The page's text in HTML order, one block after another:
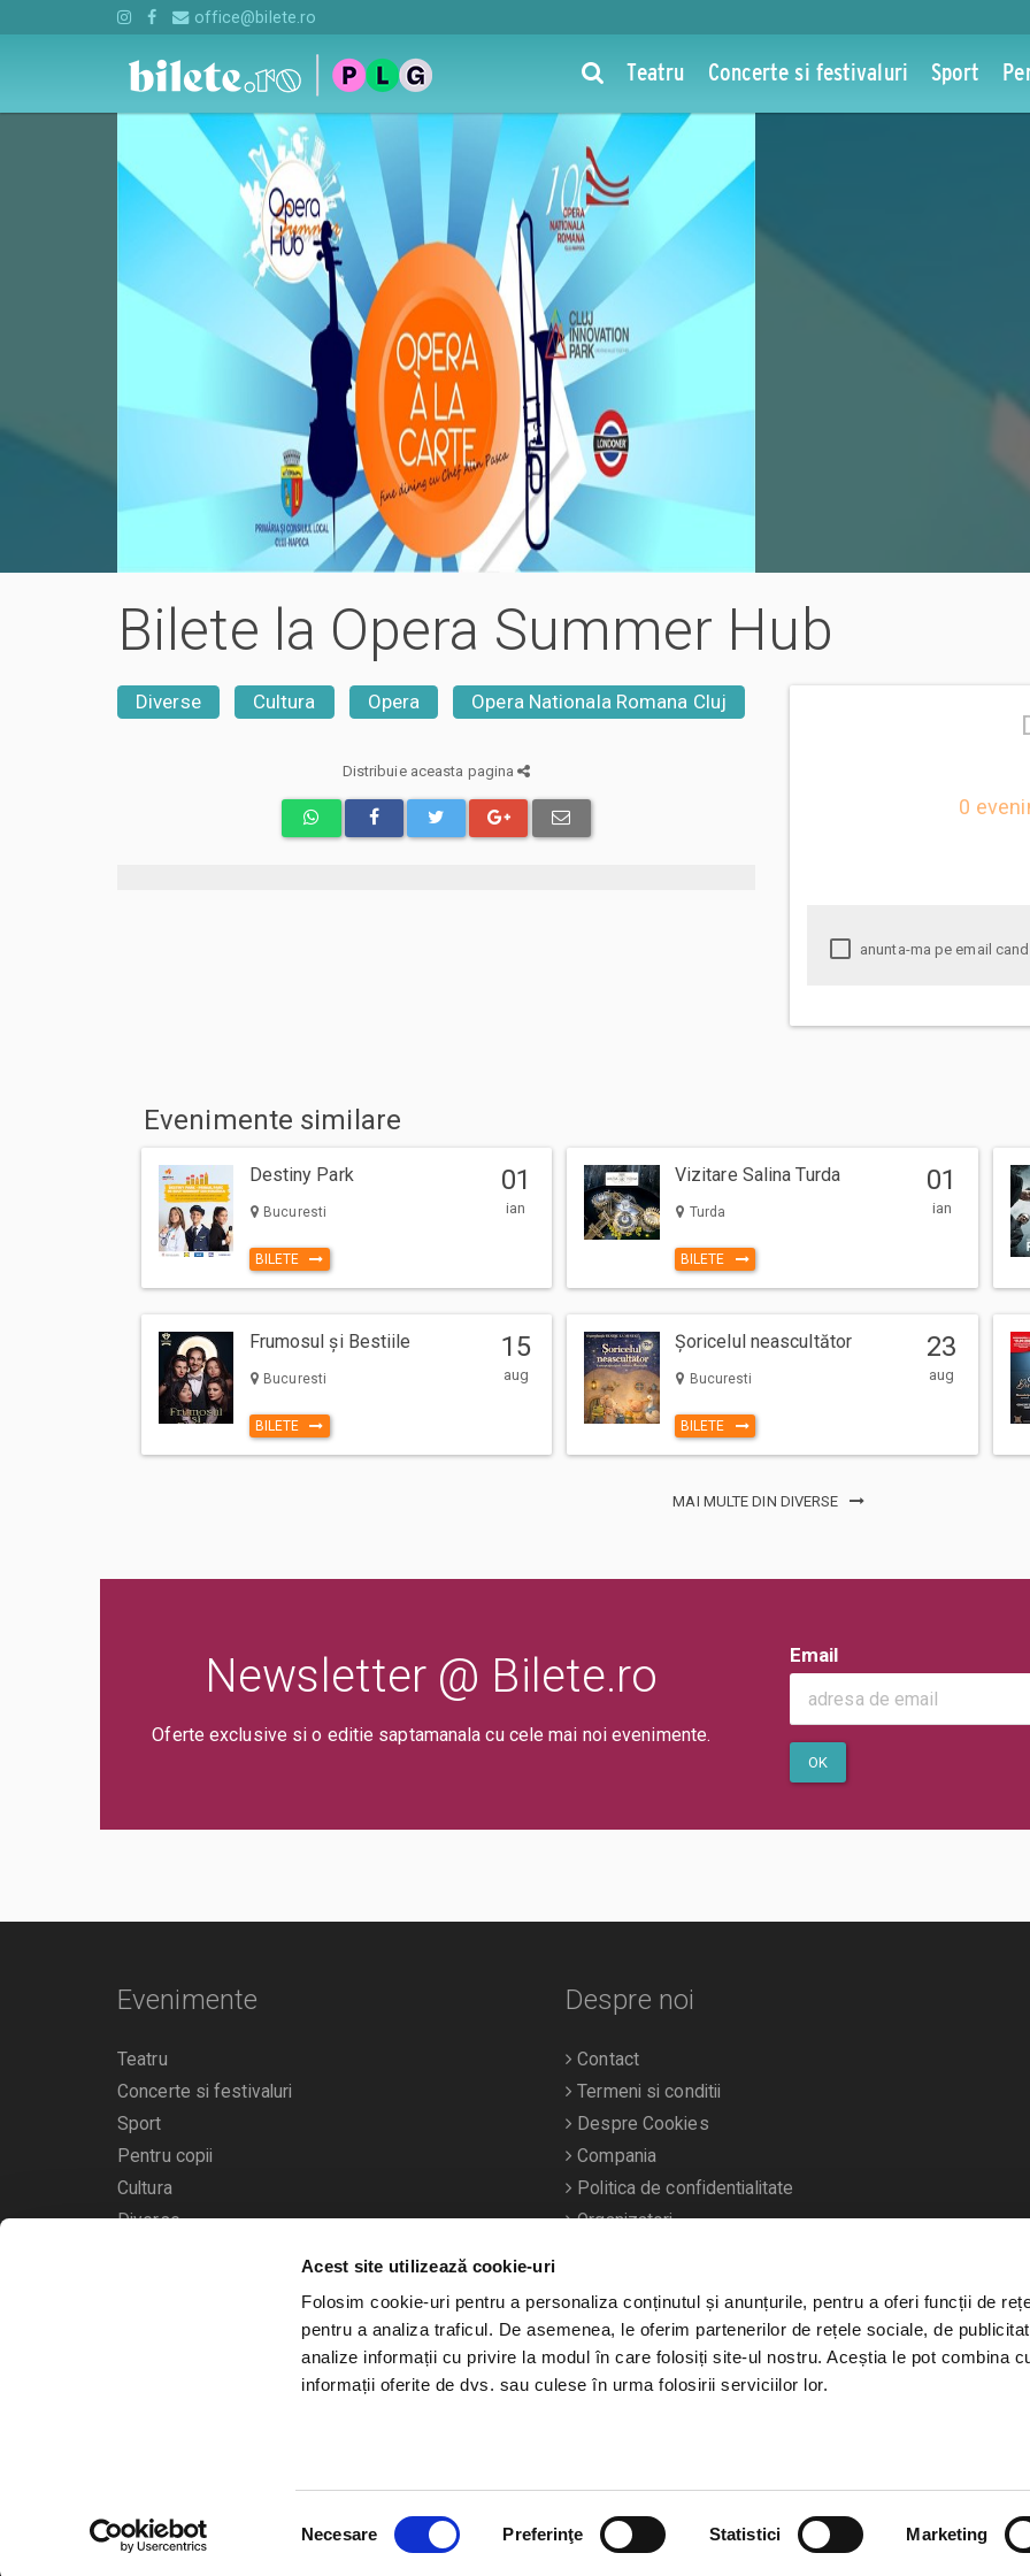
Acest site utilizează cookie-uri
Folosim cookie-uri pentru a personaliza conținutul și anunțurile, pentru a oferi funcții de
pentru a analiza traficul. De asemenea, le oferim partenerilor de rețele sociale, de
analize informații cu privire la modul în care folosiți site-ul nostru. Aceștia le pot combina
informații oferite de dvs. sau culese în urma folosirii serviciilor lor.
consimțământului
Necesare Preferinţe Statistici Marketing
office@bilete.ro
Teatru Concerte si festivaluri Sport
Bilete la Opera Summer Hub
Diverse Cultura Opera Opera Nationala Romana Cluj
0
Distribuie aceasta pagina
Evenimente similare
Destiny Park
Bucuresti
BILETE
01
ian
Vizitare Salina Turda
Turda
BILETE
01
ian
Frumosul și Bestiile
Bucuresti
BILETE
15
aug
Șoricelul neascultător
Bucuresti
BILETE
23
aug
MAI MULTE DIN DIVERSE
Newsletter @ Bilete.ro
Oferte exclusive si o editie saptamanala cu cele mai noi evenimente.
Email
OK
Evenimente
Teatru
Concerte si festivaluri
Sport
Pentru copii
Cultura
Diverse
Calendarul evenimentelor
Despre noi
Contact
Termeni si conditii
Despre Cookies
Compania
Politica de confidentialitate
Organizatori
Bilete.ro
A.N.P.C.
O.D.R.